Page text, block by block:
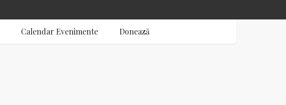
Calendar Evenimente Donează